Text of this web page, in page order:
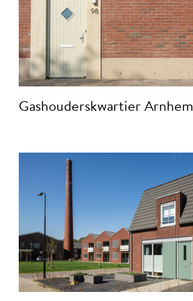
Gashouderskwartier Arnhem